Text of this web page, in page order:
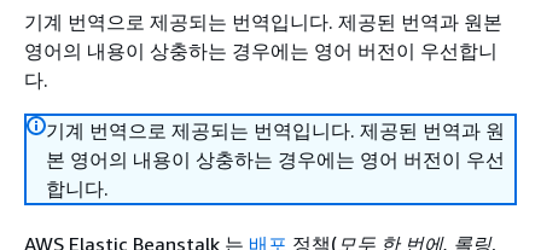
기계 번역으로 제공되는 번역입니다. 제공된 번역과 원본
영어의 내용이 상충하는 경우에는 영어 버전이 우선합니
다.
기계 번역으로 제공되는 번역입니다. 제공된 번역과 원
본 영어의 내용이 상충하는 경우에는 영어 버전이 우선
합니다.
AWS Elastic Beanstalk 는 배포 정책(모두 한 번에, 롤링,